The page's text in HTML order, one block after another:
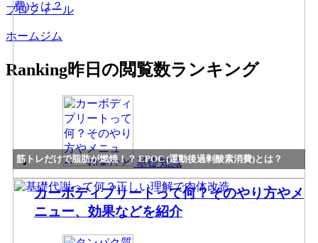
筋トレだけで脂肪が燃焼！？ EPOC (運動後過剰酸素消費)とは？
プロフィール
ホームジム
Ranking昨日の閲覧数ランキング
基礎知識
カーボディプリートって何？そのやり方やメ
ニュー、効果などを紹介